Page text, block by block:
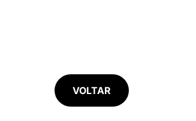
VOLTAR